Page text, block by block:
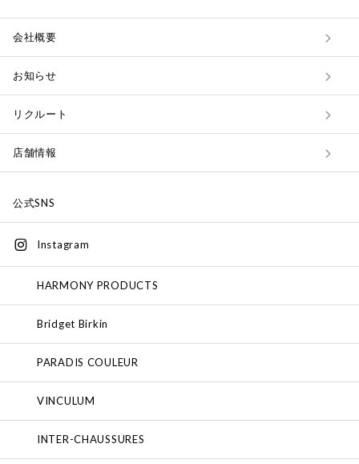
会社概要
お知らせ
リクルート
店舗情報
公式SNS
Instagram
HARMONY PRODUCTS
Bridget Birkin
PARADIS COULEUR
VINCULUM
INTER-CHAUSSURES